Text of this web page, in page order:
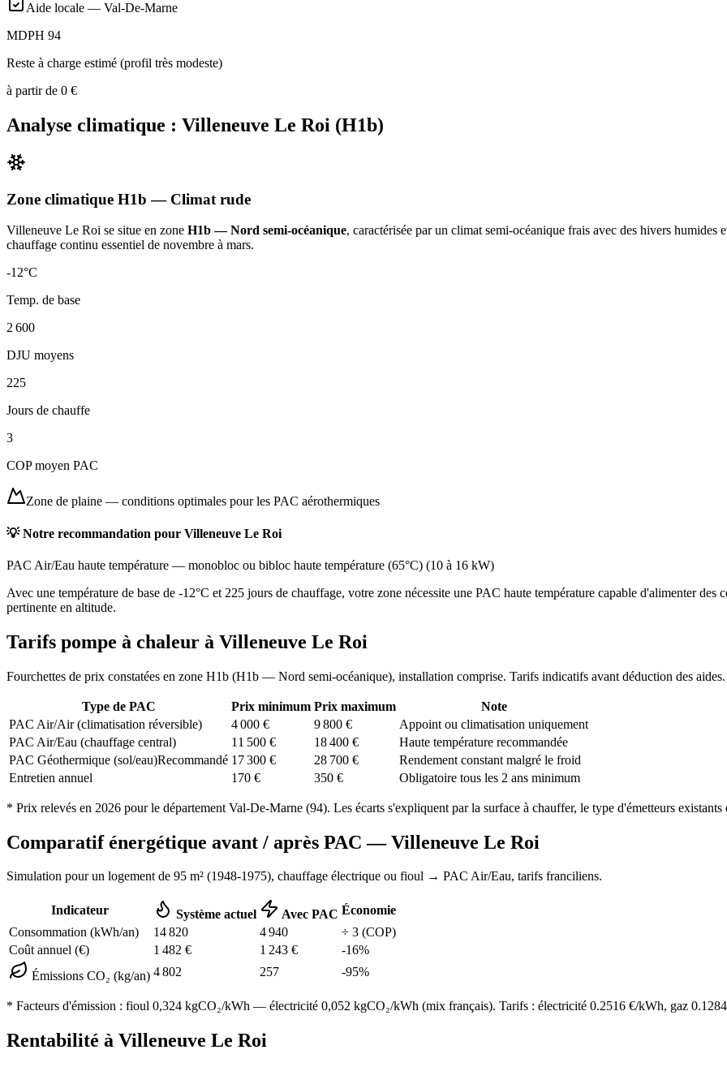
Aide locale — Val-De-Marne
MDPH 94
Reste à charge estimé (profil très modeste)
à partir de 0 €
Analyse climatique : Villeneuve Le Roi (H1b)
Zone climatique H1b — Climat rude
Villeneuve Le Roi se situe en zone H1b — Nord semi-océanique, caractérisée par un climat semi-océanique frais avec des hivers
chauffage continu essentiel de novembre à mars.
-12°C
Temp. de base
2 600
DJU moyens
225
Jours de chauffe
3
COP moyen PAC
Zone de plaine — conditions optimales pour les PAC aérothermiques
💡 Notre recommandation pour Villeneuve Le Roi
PAC Air/Eau haute température — monobloc ou bibloc haute température (65°C) (10 à 16 kW)
Avec une température de base de -12°C et 225 jours de chauffage, votre zone nécessite une PAC haute température capable d'alimenter des
pertinente en altitude.
Tarifs pompe à chaleur à Villeneuve Le Roi
Fourchettes de prix constatées en zone H1b (H1b — Nord semi-océanique), installation comprise. Tarifs indicatifs avant déduction des aides.
Type de PAC Prix minimum Prix maximum
Note
PAC Air/Air (climatisation réversible)
4 000 € 9 800 €
Appoint ou climatisation uniquement
PAC Air/Eau (chauffage central)
11 500 € 18 400 €
Haute température recommandée
PAC Géothermique (sol/eau)Recommandé 17 300 € 28 700 €
Rendement constant malgré le froid
Entretien annuel
170 € 350 € Obligatoire tous les 2 ans minimum
* Prix relevés en 2026 pour le département Val-De-Marne (94). Les écarts s'expliquent par la surface à chauffer, le type d'émetteurs
Comparatif énergétique avant / après PAC —Villeneuve Le Roi
Simulation pour un logement de 95 m² (1948-1975), chauffage électrique ou fioul → PAC Air/Eau, tarifs franciliens.
Indicateur Système actuel Avec PAC Économie
Consommation (kWh/an)
14 820 4 940 ÷ 3 (COP)
Coût annuel (€)
1 482 € 1 243 € -16%
Émissions CO₂ (kg/an) 4 802 257 -95%
* Facteurs d'émission : fioul 0,324 kgCO₂/kWh — électricité 0,052 kgCO₂/kWh (mix français). Tarifs : électricité 0.2516 €/kWh, gaz 0.1284
Rentabilité à Villeneuve Le Roi